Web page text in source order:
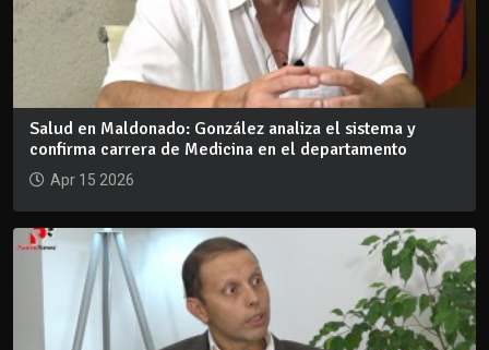
Salud en Maldonado: González analiza el sistema y
confirma carrera de Medicina en el departamento
Apr 15 2026